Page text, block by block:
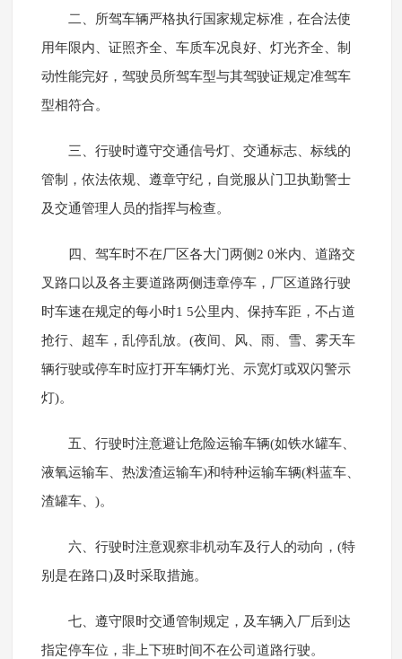
二、所驾车辆严格执行国家规定标准，在合法使
用年限内、证照齐全、车质车况良好、灯光齐全、制
动性能完好，驾驶员所驾车型与其驾驶证规定准驾车
型相符合。
三、行驶时遵守交通信号灯、交通标志、标线的
管制，依法依规、遵章守纪，自觉服从门卫执勤警士
及交通管理人员的指挥与检查。
四、驾车时不在厂区各大门两侧2 0米内、道路交
叉路口以及各主要道路两侧违章停车，厂区道路行驶
时车速在规定的每小时1 5公里内、保持车距，不占道
抢行、超车，乱停乱放。(夜间、风、雨、雪、雾天车
辆行驶或停车时应打开车辆灯光、示宽灯或双闪警示
灯)。
五、行驶时注意避让危险运输车辆(如铁水罐车、
液氧运输车、热泼渣运输车)和特种运输车辆(料蓝车、
渣罐车、)。
六、行驶时注意观察非机动车及行人的动向，(特
别是在路口)及时采取措施。
七、遵守限时交通管制规定，及车辆入厂后到达
指定停车位，非上下班时间不在公司道路行驶。